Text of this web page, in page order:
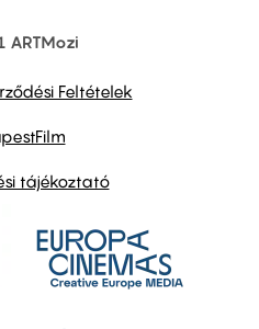
ARTMozi
Feltételek
tájékoztató